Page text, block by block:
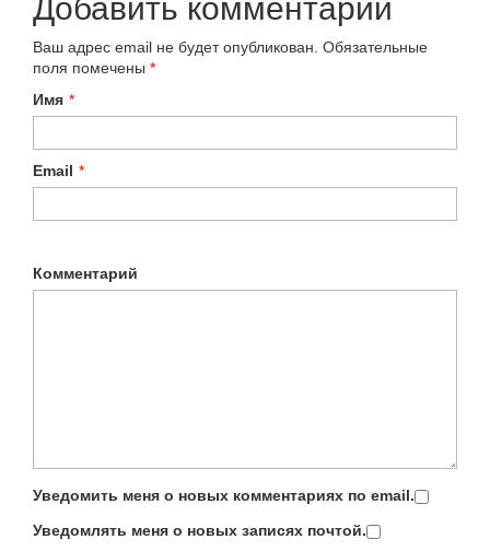
Добавить комментарий
Ваш адрес email не будет опубликован. Обязательные
поля помечены *
Имя *
Email *
Комментарий
Уведомить меня о новых комментариях по email.
Уведомлять меня о новых записях почтой.